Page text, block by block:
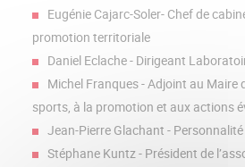
Eugénie Cajarc-Soler- Chef de
promotion territoriale
Daniel Eclache - Dirigeant
Michel Franques - Adjoint au Maire
sports, à la promotion et aux actions
Jean-Pierre Glachant -
Stéphane Kuntz - Président de